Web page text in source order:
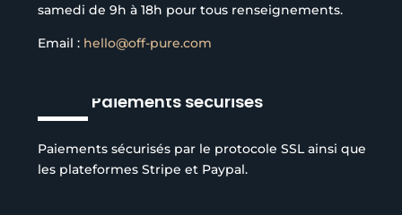
samedi de 9h à 18h pour tous renseignements.
Email : hello@off-pure.com
Paiements sécurisés
Paiements sécurisés par le protocole SSL ainsi que
les plateformes Stripe et Paypal.